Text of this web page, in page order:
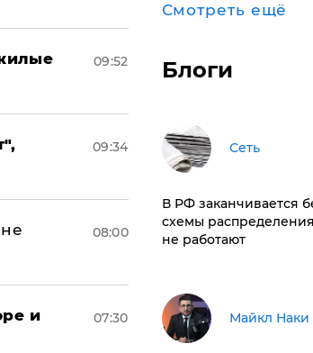
09:52
09:34
08:00
и
07:30
Смотреть ещё
Блоги
Сеть
​В РФ заканчивается
схемы
не работают
Майкл Наки